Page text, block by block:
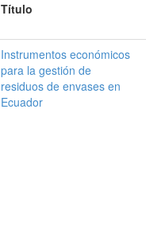
Título
Instrumentos económicos
para la gestión de
residuos de envases en
Ecuador